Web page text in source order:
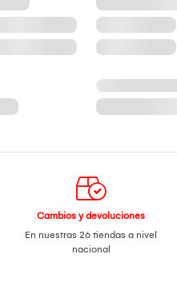
Cambios y devoluciones
En nuestras 26 tiendas a nivel
nacional